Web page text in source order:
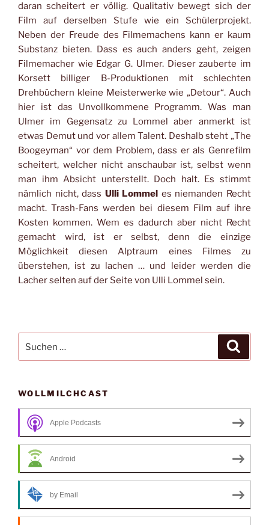
daran scheitert er völlig. Qualitativ bewegt sich der
Film auf derselben Stufe wie ein Schülerprojekt.
Neben der Freude des Filmemachens kann er kaum
Substanz bieten. Dass es auch anders geht, zeigen
Filmemacher wie Edgar G. Ulmer. Dieser zauberte im
Korsett billiger B-Produktionen mit schlechten
Drehbüchern kleine Meisterwerke wie „Detour“. Auch
hier ist das Unvollkommene Programm. Was man
Ulmer im Gegensatz zu Lommel aber anmerkt ist
etwas Demut und vor allem Talent. Deshalb steht „The
Boogeyman“ vor dem Problem, dass er als Genrefilm
scheitert, welcher nicht anschaubar ist, selbst wenn
man ihm Absicht unterstellt. Doch halt. Es stimmt
nämlich nicht, dass Ulli Lommel es niemanden Recht
macht. Trash-Fans werden bei diesem Film auf ihre
Kosten kommen. Wem es dadurch aber nicht Recht
gemacht wird, ist er selbst, denn die einzige
Möglichkeit diesen Alptraum eines Filmes zu
überstehen, ist zu lachen … und leider werden die
Lacher selten auf der Seite von Ulli Lommel sein.
nach:
WOLLMILCHCAST
Apple Podcasts
Android
by Email